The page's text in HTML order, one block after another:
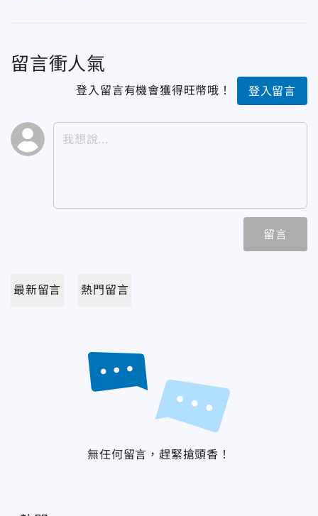
留言衝人氣
登入留言有機會獲得旺幣哦！ 登入留言
留言
最新留言 熱門留言
無任何留言，趕緊搶頭香！